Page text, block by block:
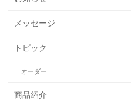
メッセージ
トピック
オーダー
商品紹介